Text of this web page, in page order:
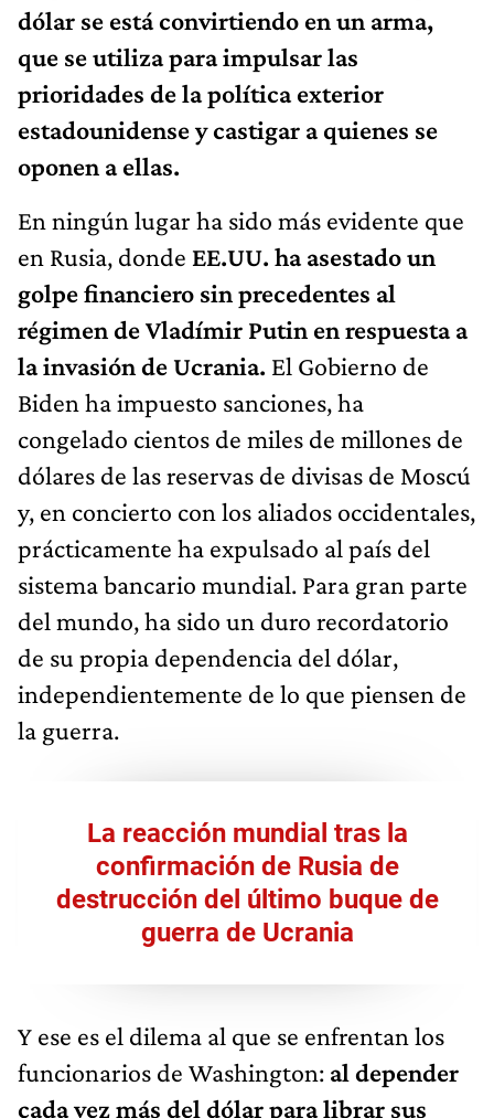
dólar se está convirtiendo en un arma,
que se utiliza para impulsar las
prioridades de la política exterior
estadounidense y castigar a quienes se
oponen a ellas.
En ningún lugar ha sido más evidente que
en Rusia, donde EE.UU. ha asestado un
golpe financiero sin precedentes al
régimen de Vladímir Putin en respuesta a
la invasión de Ucrania. El Gobierno de
Biden ha impuesto sanciones, ha
congelado cientos de miles de millones de
dólares de las reservas de divisas de Moscú
y, en concierto con los aliados occidentales,
prácticamente ha expulsado al país del
sistema bancario mundial. Para gran parte
del mundo, ha sido un duro recordatorio
de su propia dependencia del dólar,
independientemente de lo que piensen de
la guerra.
La reacción mundial tras la
confirmación de Rusia de
destrucción del último buque de
guerra de Ucrania
Y ese es el dilema al que se enfrentan los
funcionarios de Washington: al depender
cada vez más del dólar para librar sus